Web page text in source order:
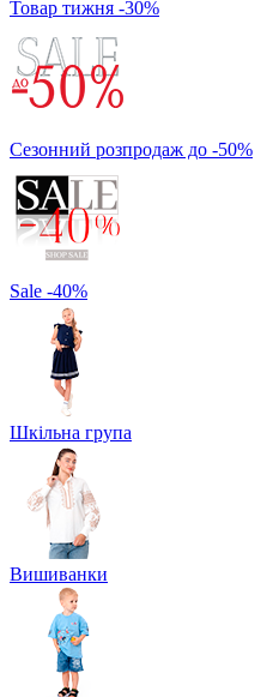
Товар тижня -30%
Сезонний розпродаж до -50%
Sale -40%
Шкільна група
Вишиванки